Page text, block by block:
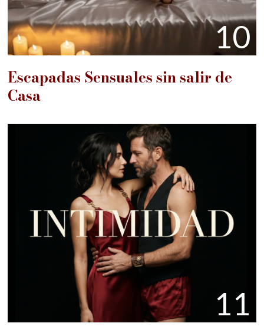
10
Escapadas Sensuales sin salir de
Casa
11